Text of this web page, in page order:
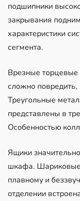
подшипники
закрывания
характеристики
сегмента.
Врезные
сложно повредить,
Треугольные
представлены в
Особенностью
Ящики
шкафа. Шариковые
плавному и
отделении